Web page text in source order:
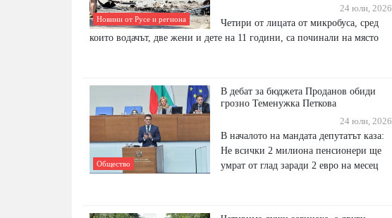
Новини от Русе и региона
24 юли, 2026
Четири от лицата от микробуса, сред
които водачът, две жени и дете на 11 години, са починали на място
Общество
В дебат за бюджета Проданов обиди
грозно Теменужка Петкова
24 юли, 2026
В началото на мандата депутатът каза:
Не всички 2 милиона пенсионери ще
умрат от глад заради 2 евро на месец